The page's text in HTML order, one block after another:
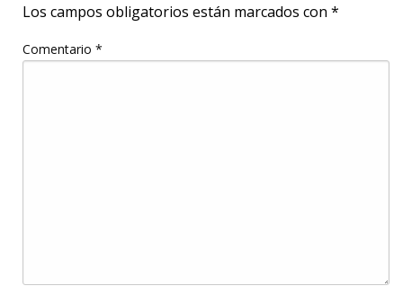
Los campos obligatorios están marcados con *
Comentario *